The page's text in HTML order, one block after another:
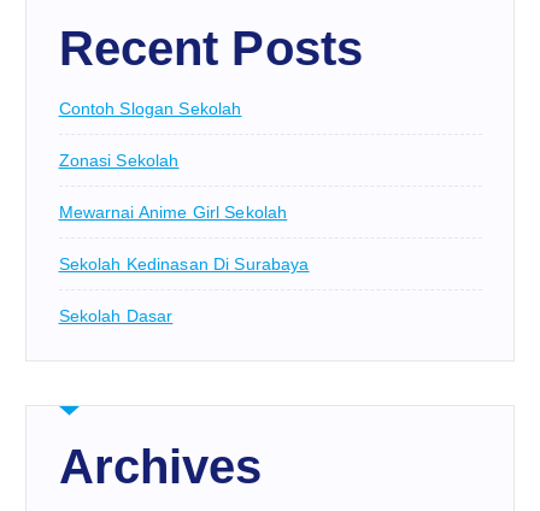
Recent Posts
Contoh Slogan Sekolah
Zonasi Sekolah
Mewarnai Anime Girl Sekolah
Sekolah Kedinasan Di Surabaya
Sekolah Dasar
Archives